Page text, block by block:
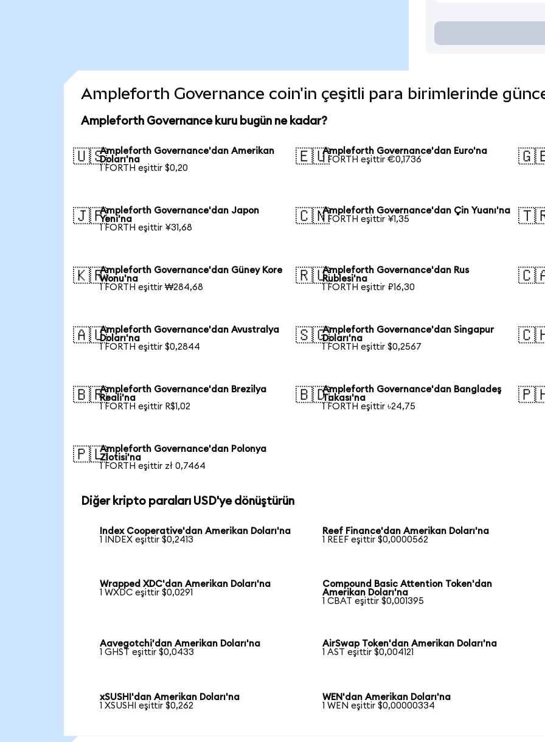
Ampleforth Governance coin'in çeşitli para birimlerinde
Ampleforth Governance kuru bugün ne kadar?
🇺🇸Ampleforth Governance'dan Amerikan
Doları'na
1 FORTH eşittir $0,20
🇪🇺Ampleforth Governance'dan Euro'na
1 FORTH eşittir €0,1736
🇯🇵Ampleforth Governance'dan Japon
Yeni'na
1 FORTH eşittir ¥31,68
🇨🇳Ampleforth Governance'dan Çin Yuanı'na
1 FORTH eşittir ¥1,35
🇰🇷Ampleforth Governance'dan Güney Kore
Wonu'na
1 FORTH eşittir ₩284,68
🇷🇺Ampleforth Governance'dan Rus
Rublesi'na
1 FORTH eşittir ₽16,30
🇦🇺Ampleforth Governance'dan Avustralya
Doları'na
1 FORTH eşittir $0,2844
🇸🇬Ampleforth Governance'dan Singapur
Doları'na
1 FORTH eşittir $0,2567
🇧🇷Ampleforth Governance'dan Brezilya
Reali'na
1 FORTH eşittir R$1,02
🇧🇩Ampleforth Governance'dan Bangladeş
Takası'na
1 FORTH eşittir ৳24,75
🇵🇱Ampleforth Governance'dan Polonya
Zlotisi'na
1 FORTH eşittir zł 0,7464
Diğer kripto paraları USD'ye dönüştürün
Index Cooperative'dan Amerikan Doları'na
1 INDEX eşittir $0,2413
Reef Finance'dan Amerikan Doları'na
1 REEF eşittir $0,0000562
Wrapped XDC'dan Amerikan Doları'na
1 WXDC eşittir $0,0291
Compound Basic Attention Token'dan
Amerikan Doları'na
1 CBAT eşittir $0,001395
Aavegotchi'dan Amerikan Doları'na
1 GHST eşittir $0,0433
AirSwap Token'dan Amerikan Doları'na
1 AST eşittir $0,004121
xSUSHI'dan Amerikan Doları'na
1 XSUSHI eşittir $0,262
WEN'dan Amerikan Doları'na
1 WEN eşittir $0,00000334